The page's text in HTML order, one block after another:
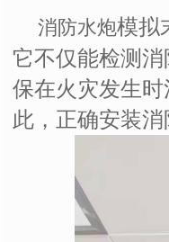
消防水炮模拟
它不仅能检测
保在火灾发生
此，正确安装